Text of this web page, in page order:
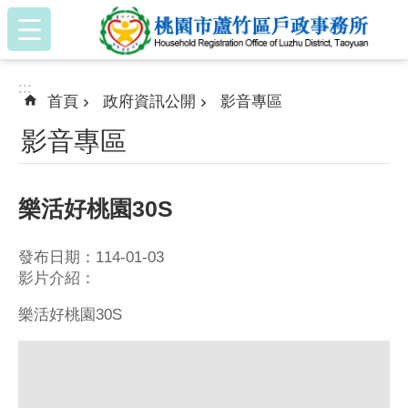
跳到主要內容區塊
:::
:::
首頁 政府資訊公開 影音專區
影音專區
樂活好桃園30S
發布日期：114-01-03
影片介紹：
樂活好桃園30S